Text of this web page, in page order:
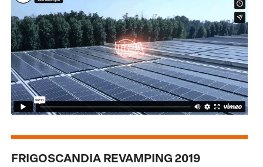
FRIGOSCANDIA REVAMPING 2019